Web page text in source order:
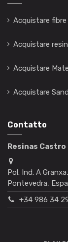
Acquistare fibre
Acquistare
Acquistare
Acquistare
Contatto
Resinas Castro
Pol. Ind. A
Pontevedra,
+34 986 34